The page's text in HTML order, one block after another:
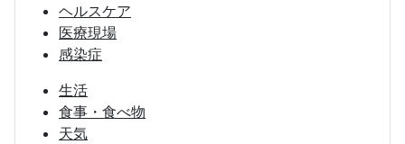
ヘルスケア
医療現場
感染症
生活
食事・食べ物
天気